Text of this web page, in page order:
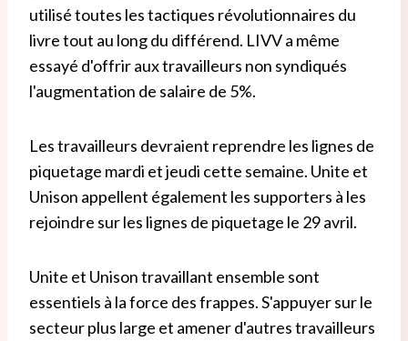
utilisé toutes les tactiques révolutionnaires du
livre tout au long du différend. LIVV a même
essayé d'offrir aux travailleurs non syndiqués
l'augmentation de salaire de 5%.
Les travailleurs devraient reprendre les lignes de
piquetage mardi et jeudi cette semaine. Unite et
Unison appellent également les supporters à les
rejoindre sur les lignes de piquetage le 29 avril.
Unite et Unison travaillant ensemble sont
essentiels à la force des frappes. S'appuyer sur le
secteur plus large et amener d'autres travailleurs